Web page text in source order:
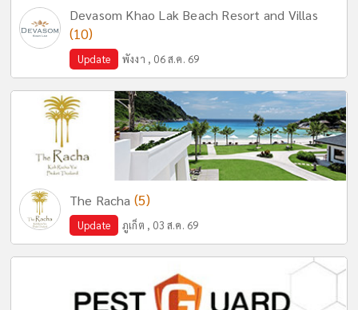
Devasom Khao Lak Beach Resort and Villas
(10)
Update พังงา , 06 ส.ค. 69
The Racha (5)
Update ภูเก็ต , 03 ส.ค. 69